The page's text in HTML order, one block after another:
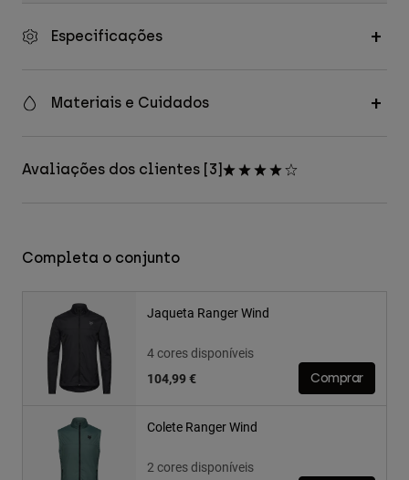
Especificações
Materiais e Cuidados
Avaliações dos clientes [3]
Completa o conjunto
Jaqueta Ranger Wind
4 cores disponíveis
104,99 €
Comprar
Colete Ranger Wind
2 cores disponíveis